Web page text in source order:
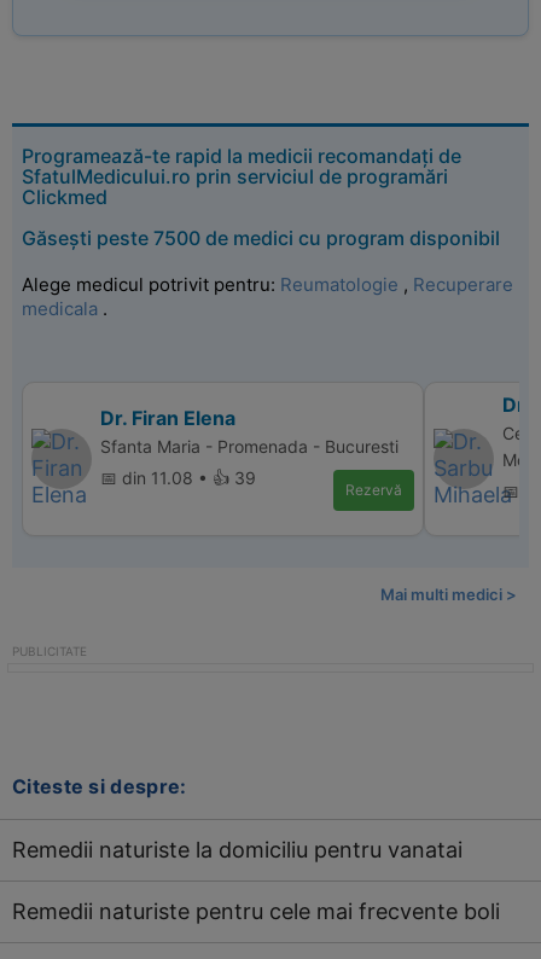
Programează-te rapid la medicii recomandați de
SfatulMedicului.ro prin serviciul de programări
Clickmed
Găsești peste 7500 de medici cu program disponibil
Alege medicul potrivit pentru: Reumatologie , Recuperare
medicala .
Dr. Firan Elena
Sfanta Maria - Promenada - Bucuresti
📅 din 11.08 • 👍 39
Rezervă
Dr.
📅
Mai multi medici >
Citeste si despre:
Remedii naturiste la domiciliu pentru vanatai
Remedii naturiste pentru cele mai frecvente boli